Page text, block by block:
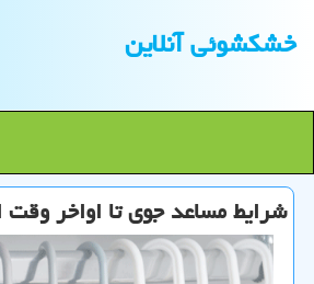
خشكشوئی آنلاین
شرایط مساعد جوی تا اواخر وقت